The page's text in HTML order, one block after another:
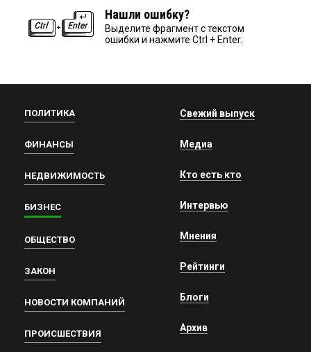
Нашли ошибку?
Выделите фрагмент с текстом
ошибки и нажмите Ctrl + Enter.
ПОЛИТИКА
ФИНАНСЫ
НЕДВИЖИМОСТЬ
БИЗНЕС
ОБЩЕСТВО
ЗАКОН
НОВОСТИ КОМПАНИЙ
ПРОИСШЕСТВИЯ
Свежий выпуск
Медиа
Кто есть кто
Интервью
Мнения
Рейтинги
Блоги
Архив